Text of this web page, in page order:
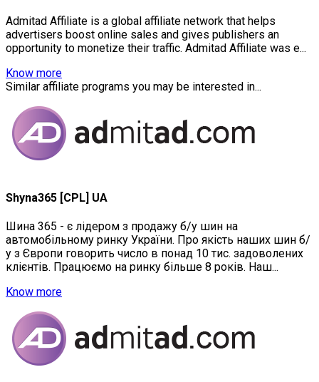
Admitad Affiliate is a global affiliate network that helps
advertisers boost online sales and gives publishers an
opportunity to monetize their traffic. Admitad Affiliate was e...
Know more
Similar affiliate programs you may be interested in...
Shyna365 [CPL] UA
Шина 365 - є лідером з продажу б/у шин на
автомобільному ринку України. Про якість наших шин б/
у з Європи говорить число в понад 10 тис. задоволених
клієнтів. Працюємо на ринку більше 8 років. Наш...
Know more